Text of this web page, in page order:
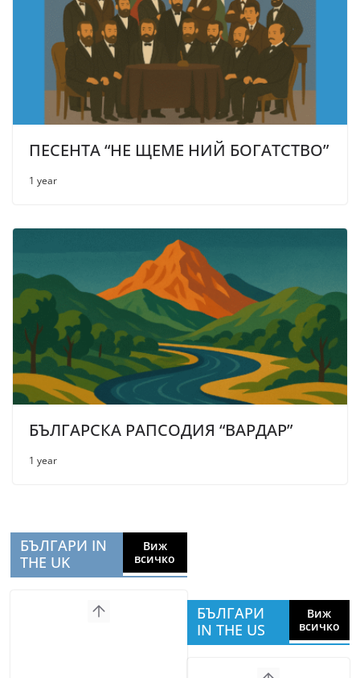
ПЕСЕНТА “НЕ ЩЕМЕ НИЙ БОГАТСТВО”
1 year
БЪЛГАРСКА РАПСОДИЯ “ВАРДАР”
1 year
БЪЛГАРИ IN
THE UK
Виж
всичко
БЪЛГАРИ
IN THE US
Виж
всичко